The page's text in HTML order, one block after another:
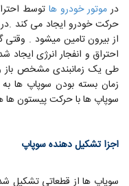
در موتور خودرو ها توسط
حرکت خودرو ایجاد می کند
از بیرون تامین میشود . وقتی
احتراق و انفجار انرژی
طی یک زمانبندی مشخص باز
زمان بسته بودن سوپاپ ها
سوپاپ ها با حرکت پیستون ها
اجزا تشکیل دهنده سوپاپ
سوپاپ ها از قطعاتی تشکیل